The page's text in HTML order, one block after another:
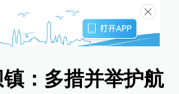
：多措并举护航